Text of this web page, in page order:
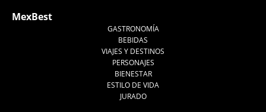
MexBest
GASTRONOMÍA
BEBIDAS
VIAJES Y DESTINOS
PERSONAJES
BIENESTAR
ESTILO DE VIDA
JURADO